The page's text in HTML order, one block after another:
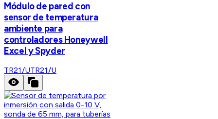
Módulo de pared con
sensor de temperatura
ambiente para
controladores Honeywell
Excel y Spyder
TR21/UTR21/U